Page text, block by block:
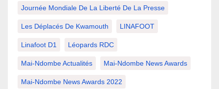
Journée Mondiale De La Liberté De La Presse
Les Déplacés De Kwamouth LINAFOOT
Linafoot D1 Léopards RDC
Mai-Ndombe Actualités Mai-Ndombe News Awards
Mai-Ndombe News Awards 2022